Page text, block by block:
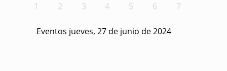
1
2 3 4 5 6 7
Eventos jueves, 27 de junio de 2024